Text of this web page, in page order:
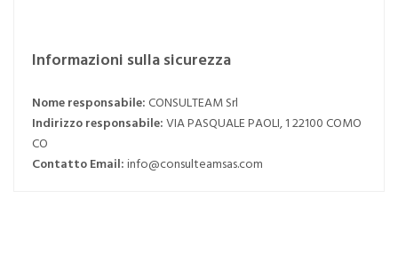
Informazioni sulla sicurezza
Nome responsabile:CONSULTEAM Srl
Indirizzo responsabile:VIA PASQUALE PAOLI, 1 22100 COMO
CO
Contatto Email:info@consulteamsas.com